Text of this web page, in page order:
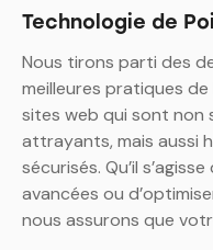
Technologie de
Nous tirons parti des
meilleures pratiques
sites web qui sont non
attrayants, mais aussi
sécurisés. Qu’il
avancées ou
nous assurons que